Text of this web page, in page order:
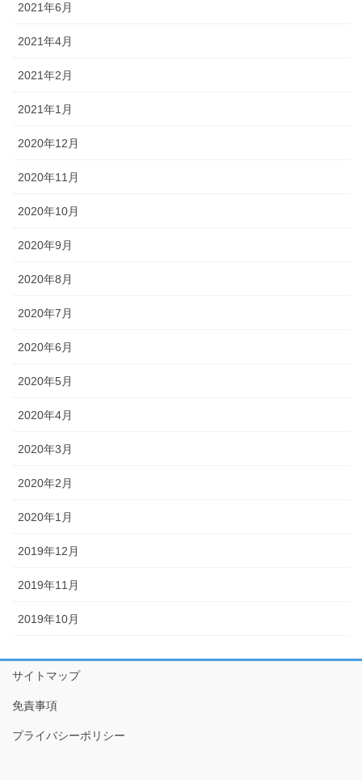
2021年6月
2021年4月
2021年2月
2021年1月
2020年12月
2020年11月
2020年10月
2020年9月
2020年8月
2020年7月
2020年6月
2020年5月
2020年4月
2020年3月
2020年2月
2020年1月
2019年12月
2019年11月
2019年10月
サイトマップ
免責事項
プライバシーポリシー